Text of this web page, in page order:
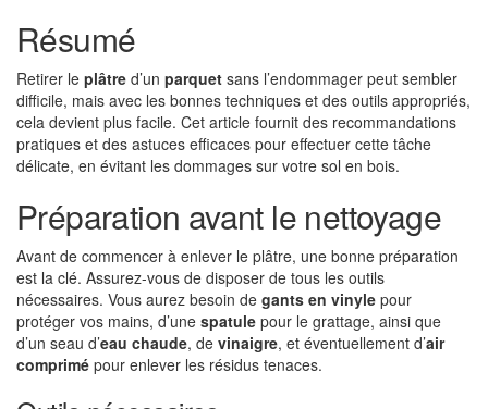
Résumé
Retirer le plâtre d’un parquet sans l’endommager peut sembler
difficile, mais avec les bonnes techniques et des outils appropriés,
cela devient plus facile. Cet article fournit des recommandations
pratiques et des astuces efficaces pour effectuer cette tâche
délicate, en évitant les dommages sur votre sol en bois.
Préparation avant le nettoyage
Avant de commencer à enlever le plâtre, une bonne préparation
est la clé. Assurez-vous de disposer de tous les outils
nécessaires. Vous aurez besoin de gants en vinyle pour
protéger vos mains, d’une spatule pour le grattage, ainsi que
d’un seau d’eau chaude, de vinaigre, et éventuellement d’air
comprimé pour enlever les résidus tenaces.